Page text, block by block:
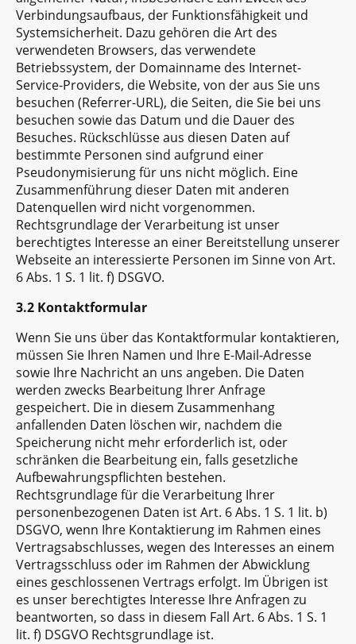
Verbindungsaufbaus, der Funktionsfähigkeit und
Systemsicherheit. Dazu gehören die Art des
verwendeten Browsers, das verwendete
Betriebssystem, der Domainname des Internet-
Service-Providers, die Website, von der aus Sie uns
besuchen (Referrer-URL), die Seiten, die Sie bei uns
besuchen sowie das Datum und die Dauer des
Besuches. Rückschlüsse aus diesen Daten auf
bestimmte Personen sind aufgrund einer
Pseudonymisierung für uns nicht möglich. Eine
Zusammenführung dieser Daten mit anderen
Datenquellen wird nicht vorgenommen.
Rechtsgrundlage der Verarbeitung ist unser
berechtigtes Interesse an einer Bereitstellung unserer
Webseite an interessierte Personen im Sinne von Art.
6 Abs. 1 S. 1 lit. f) DSGVO.
3.2 Kontaktformular
Wenn Sie uns über das Kontaktformular kontaktieren,
müssen Sie Ihren Namen und Ihre E-Mail-Adresse
sowie Ihre Nachricht an uns angeben. Die Daten
werden zwecks Bearbeitung Ihrer Anfrage
gespeichert. Die in diesem Zusammenhang
anfallenden Daten löschen wir, nachdem die
Speicherung nicht mehr erforderlich ist, oder
schränken die Bearbeitung ein, falls gesetzliche
Aufbewahrungspflichten bestehen.
Rechtsgrundlage für die Verarbeitung Ihrer
personenbezogenen Daten ist Art. 6 Abs. 1 S. 1 lit. b)
DSGVO, wenn Ihre Kontaktierung im Rahmen eines
Vertragsabschlusses, wegen des Interesses an einem
Vertragsschluss oder im Rahmen der Abwicklung
eines geschlossenen Vertrags erfolgt. Im Übrigen ist
es unser berechtigtes Interesse Ihre Anfragen zu
beantworten, so dass in diesem Fall Art. 6 Abs. 1 S. 1
lit. f) DSGVO Rechtsgrundlage ist.